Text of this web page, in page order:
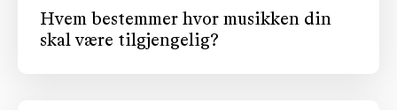
Hvem bestemmer hvor musikken din
skal være tilgjengelig?